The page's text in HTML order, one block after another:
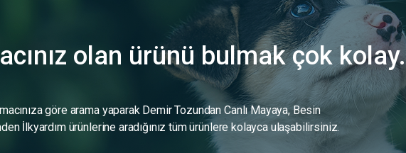
olan ürünü bulmak çok kolay.
göre arama yaparak Demir Tozundan Canlı Mayaya, Besin
İlkyardım ürünlerine aradığınız tüm ürünlere kolayca ulaşabilirsiniz.